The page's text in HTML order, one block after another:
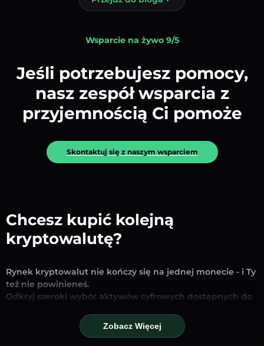
Wsparcie na żywo 9/5
Jeśli potrzebujesz pomocy,
nasz zespół wsparcia z
przyjemnością Ci pomoże
Skontaktuj się z naszym wsparciem
Chcesz kupić kolejną
kryptowalutę?
Rynek kryptowalut nie kończy się na jednej monecie - i Ty
też nie powinieneś.
Odkryj szeroki wybór aktywów cyfrowych dostępnych do
tego, czy szukasz uznanych stablecoinów, obiecujących
altcoinów czy nowych trendujących tokenów – znajdziesz
Zobacz Więcej